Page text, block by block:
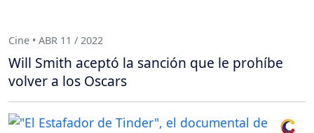
Cine • ABR 11 / 2022
Will Smith aceptó la sanción que le prohíbe
volver a los Oscars